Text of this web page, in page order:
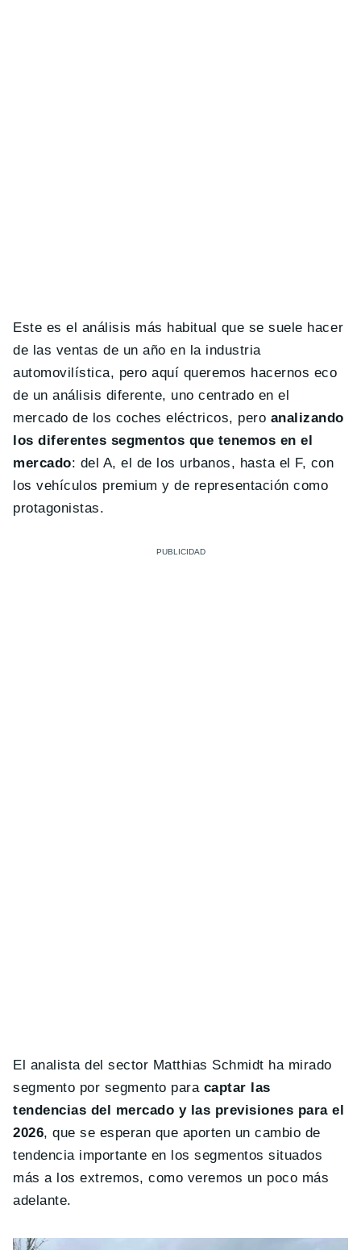
Este es el análisis más habitual que se suele hacer
de las ventas de un año en la industria
automovilística, pero aquí queremos hacernos eco
de un análisis diferente, uno centrado en el
mercado de los coches eléctricos, pero analizando
los diferentes segmentos que tenemos en el
mercado: del A, el de los urbanos, hasta el F, con
los vehículos premium y de representación como
protagonistas.
El analista del sector Matthias Schmidt ha mirado
segmento por segmento para captar las
tendencias del mercado y las previsiones para el
2026, que se esperan que aporten un cambio de
tendencia importante en los segmentos situados
más a los extremos, como veremos un poco más
adelante.